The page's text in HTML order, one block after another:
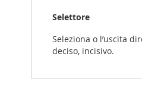
Selettore
Seleziona o l’uscita
deciso, incisivo.